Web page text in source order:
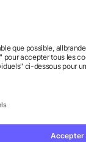
way better than I